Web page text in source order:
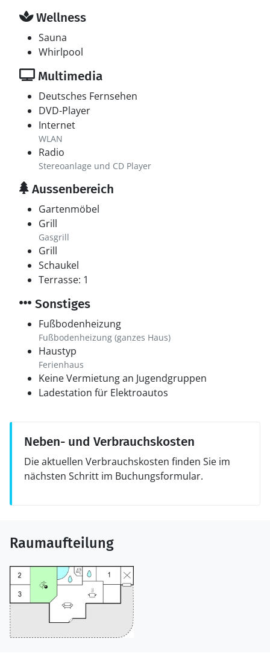
Wellness
Sauna
Whirlpool
Multimedia
Deutsches Fernsehen
DVD-Player
Internet
WLAN
Radio
Stereoanlage und CD Player
Aussenbereich
Gartenmöbel
Grill
Gasgrill
Grill
Schaukel
Terrasse: 1
Sonstiges
Fußbodenheizung
Fußbodenheizung (ganzes Haus)
Haustyp
Ferienhaus
Keine Vermietung an Jugendgruppen
Ladestation für Elektroautos
Neben- und Verbrauchskosten
Die aktuellen Verbrauchskosten finden Sie im
nächsten Schritt im Buchungsformular.
Raumaufteilung